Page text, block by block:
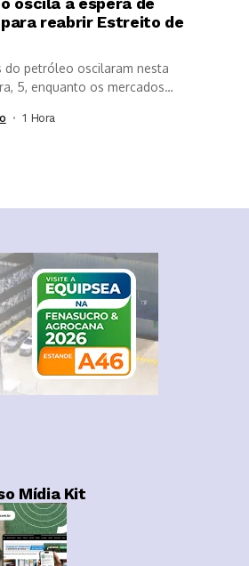
reabrir Estreito de
do petróleo oscilaram nesta
5, enquanto os mercados
1 Hora ⁮
Mídia Kit